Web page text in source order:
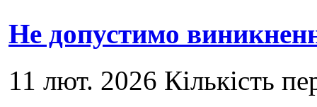
Не допустимо
11 лют. 2026 Кількість